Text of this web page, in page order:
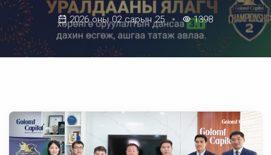
2026 оны 02 сарын 25 1398